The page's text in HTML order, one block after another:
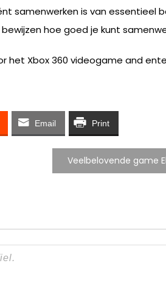
samenwerken is van essentieel
hoe goed je kunt
het Xbox 360 videogame and
Email Print
Veelbelovende game